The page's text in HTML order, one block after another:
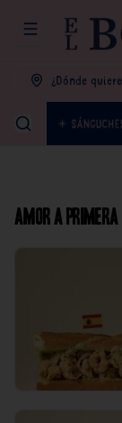
Abrir menu de
¿Dónde
Amor a primera